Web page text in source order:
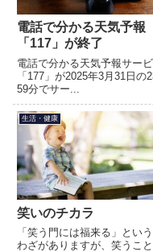
電話で分かる天気予報
「117」が終了
電話で分かる天気予報サー
「177」が2025年3月31日の
59分でサー...
生活・健康
笑いのチカラ
「笑う門には福来る」とい
わざがありますが、笑うこ